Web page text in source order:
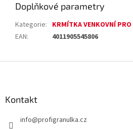
Doplňkové parametry
Kategorie: KRMÍTKA VENKOVNÍ
EAN: 4011905545806
Kontakt
info@profigranulka.cz